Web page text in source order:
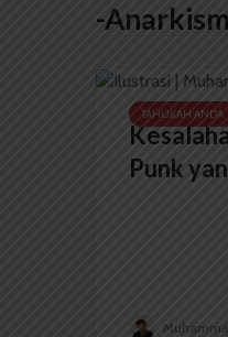
-
TAHUKAH ANDA
Punk